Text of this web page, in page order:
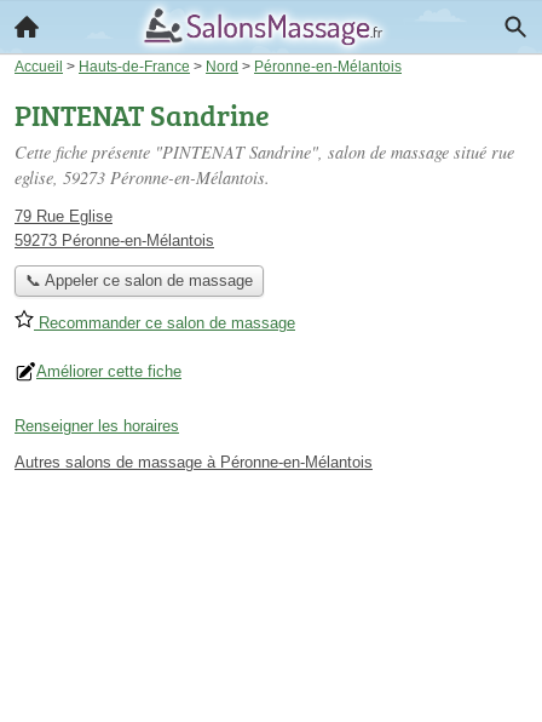
Accueil > Hauts-de-France > Nord > Péronne-en-Mélantois
PINTENAT Sandrine
Cette fiche présente "PINTENAT Sandrine", salon de massage situé rue
eglise, 59273 Péronne-en-Mélantois.
79 Rue Eglise
59273 Péronne-en-Mélantois
📞 Appeler ce salon de massage
Recommander ce salon de massage
Améliorer cette fiche
Renseigner les horaires
Autres salons de massage à Péronne-en-Mélantois